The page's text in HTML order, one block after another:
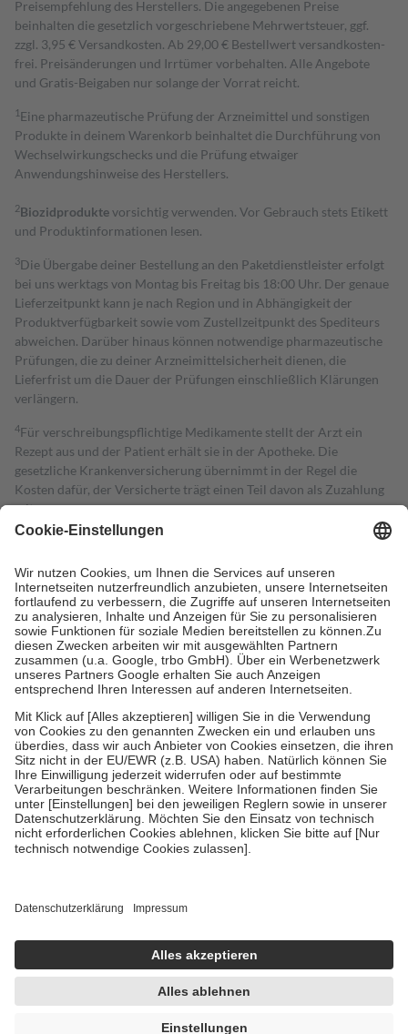
Preisempfehlung des Herstellers. Die angegebenen Preise
beinhalten die gesetzlich vorgeschriebene Mehrwertsteuer, ggf.
zzgl. 3,95 € Versandkosten. Ab 29,00 € Bestell­wert versand­kosten­
frei. Preisänderungen und Irrtümer vorbehalten. Alle Angebote
und Gratis-Beigaben nur solange der Vorrat reicht.
1 Eine pharmazeutische Prüfung der Arzneimittel und sonstigen
Produkte in deinem Warenkorb beinhaltet die Durchführung von
Wechselwirkungschecks und die Prüfung etwaiger
Anwendungshinweise des Herstellers.
2Biozidproduktevorsichtig verwenden. Vor Gebrauch stets Etikett
und Produktinformationen lesen.
3Die Übergabe deiner Bestellung an den Paketdienstleister erfolgt
bei uns werktags von Montag bis Freitag bis 18:00 Uhr. Der genaue
Lieferzeitpunkt kann je nach Region und in Abhängigkeit der
Produktverfügbarkeit sowie vom Zustellzeitpunkt des Spediteurs
abweichen. Darüber hinaus können notwendige pharmazeutische
Prüfungen, die zu deiner Arzneimittelsicherheit dienen, die
Lieferfrist um die Dauer der Prüfungen einschließlich Klärungen
verlängern.
4Für verschreibungspflichtige Medikamente stellt der Arzt ein
Rezept aus und der Patient erhält sie in der Apotheke. Die
gesetzliche Krankenversicherung übernimmt in der Regel die
Kosten dafür, der Versicherte trägt einen Teil davon als Zuzahlung
mit.
Grundsätzlich leisten Mitglieder Zuzahlungen in Höhe von zehn
höchstens zehn Euro.
Es sind jedoch nie mehr als die tatsächlichen
Kosten der Leistung zu entrichten.
Diese Regeln gelten grundsätzlich auch für Online-Apotheken.
Bei Heilmitteln und häuslicher Krankenpflege beträgt die
Zuzahlung zehn Prozent der Kosten sowie zehn Euro je
Verordnung.
Um das Engagement der Versicherten für ihre eigene Gesundheit zu
stärken und die besondere Stellung der Familie zu unterstützen,
fallenkeine Zuzahlungenan bei:
• Kindern und Jugendlichen bis zum vollendeten 18. Lebensjahr
mit Ausnahme der Fahrkosten
• Untersuchungen zur Vorsorge und Früherkennung, die von der
GKV getragen werden
• empfohlenen Schutzimpfungen
• Harn- und Blutteststreifen
getroffen, um sicherzustellen, dass es sich um echte Bewertungen
https://help.etrusted.com/hc/de/articles/4419944605341
Einige Bilder und Inhalte wurden unter Zuhilfenahme künstlicher